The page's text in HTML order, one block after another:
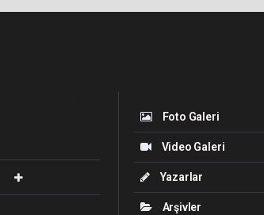
Foto Galeri
Video Galeri
Yazarlar
Arşivler